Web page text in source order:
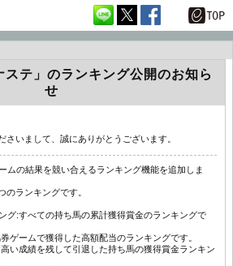
テ」のランキング公開のお知ら
せ
さいまして、誠にありがとうございます。
ムの結果を競い合えるランキング機能を追加しま
のランキングです。
グ:すべての持ち馬の累計獲得賞金のランキングで
ゲームで獲得した高額配当のランキングです。
い成績を残して引退した持ち馬の獲得賞金ランキン